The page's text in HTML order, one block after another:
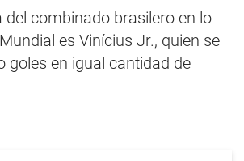
del combinado brasilero en lo
es Vinícius Jr., quien se
goles en igual cantidad de